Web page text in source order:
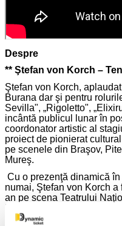
Despre
** Ştefan von Korch –
Ştefan von Korch,
Burana dar şi pentru
Sevilla", „Rigoletto",
incântă publicul lunar în
coordonator artistic al
proiect de pionierat
pe scenele din Braşov,
Mureş.
Cu o prezenţă dinamică
numai, Ştefan von Korch
an pe scena Teatrului
Braşov, Sibiu, Târgu
Naţionale din Iaşi în